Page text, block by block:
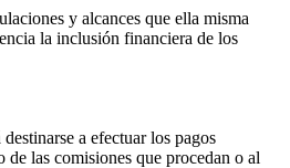
y alcances que ella misma
la inclusión financiera de los
a efectuar los pagos
las comisiones que procedan o al